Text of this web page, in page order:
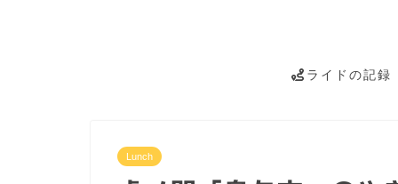
ライドの記録
Lunch